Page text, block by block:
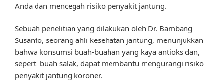
Anda dan mencegah risiko penyakit jantung.
Sebuah penelitian yang dilakukan oleh Dr. Bambang
Susanto, seorang ahli kesehatan jantung, menunjukkan
bahwa konsumsi buah-buahan yang kaya antioksidan,
seperti buah salak, dapat membantu mengurangi risiko
penyakit jantung koroner.